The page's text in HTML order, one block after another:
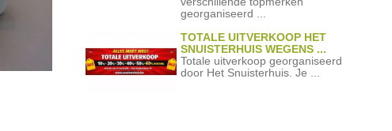
georganiseerd ...
TOTALE UITVERKOOP HET
SNUISTERHUIS WEGENS ...
Totale uitverkoop georganiseerd
door Het Snuisterhuis. Je ...